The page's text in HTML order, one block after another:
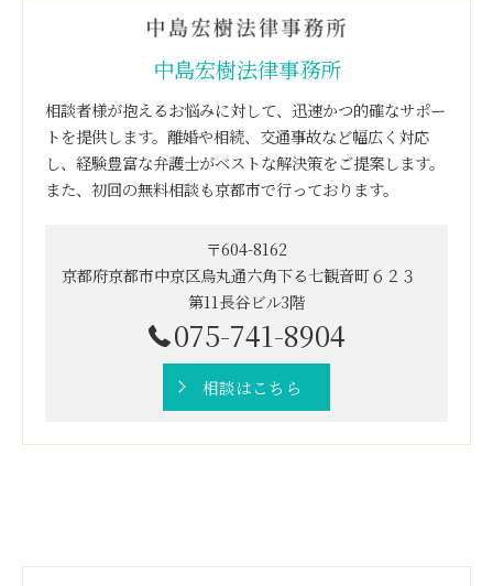
中島宏樹法律事務所
相談者様が抱えるお悩みに対して、迅速かつ的確なサポー
トを提供します。離婚や相続、交通事故など幅広く対応
し、経験豊富な弁護士がベストな解決策をご提案します。
また、初回の無料相談も京都市で行っております。
〒604-8162
京都府京都市中京区烏丸通六角下る七観音町６２３
第11長谷ビル3階
075-741-8904
相談はこちら